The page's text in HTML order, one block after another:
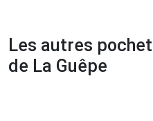
Les autres
de La Guêpe